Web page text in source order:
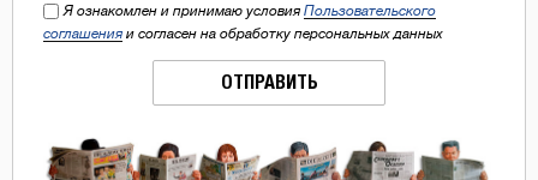
Я ознакомлен и принимаю условия Пользовательского
соглашения и согласен на обработку персональных данных
ОТПРАВИТЬ